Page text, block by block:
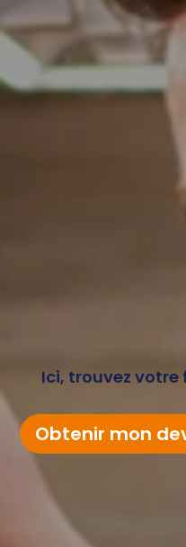
Ici, trouvez
Obtenir mon